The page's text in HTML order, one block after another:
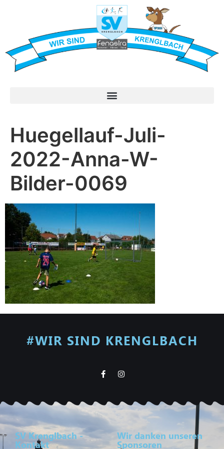
Huegellauf-Juli-
2022-Anna-W-
Bilder-0069
#WIR SIND KRENGLBACH
SV Krenglbach -
Kontakt
Wir danken unseren
Sponsoren